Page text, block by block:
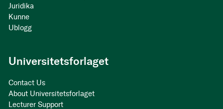
Juridika
Kunne
Ublogg
Universitetsforlaget
Contact Us
About Universitetsforlaget
Lecturer Support